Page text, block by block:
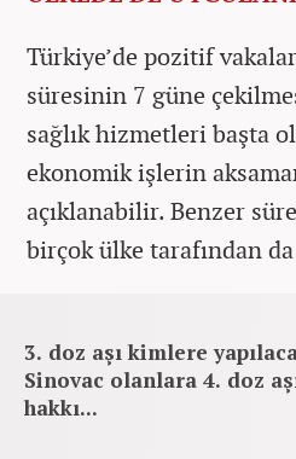
Türkiye’de pozitif
süresinin 7 güne
sağlık hizmetleri başta
ekonomik işlerin
açıklanabilir. Benzer
birçok ülke tarafından
3. doz aşı kimlere
Sinovac olanlara 4. doz
hakkı...